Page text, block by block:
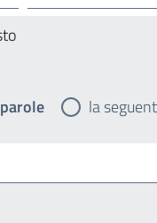
parole la